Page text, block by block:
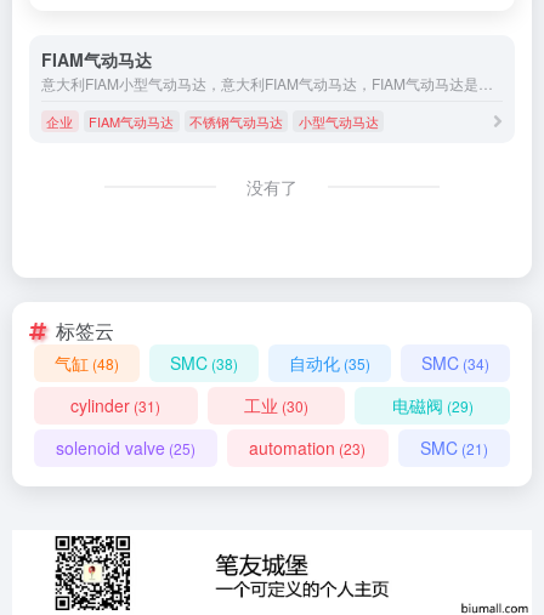
FIAM气动马达
企业 FIAM气动马达 不锈钢气动马达 小型气动马达
没有了
标签云
气缸 (48) SMC (38) 自动化 (35) SMC (34)
cylinder (31) 工业 (30) 电磁阀 (29)
solenoid valve (25) automation (23) SMC(21)